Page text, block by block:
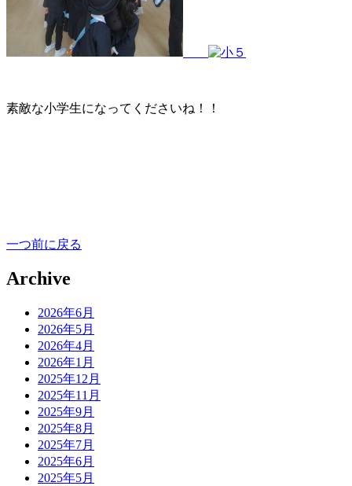
素敵な小学生になってくださいね！！
一つ前に戻る
Archive
2026年6月
2026年5月
2026年4月
2026年1月
2025年12月
2025年11月
2025年9月
2025年8月
2025年7月
2025年6月
2025年5月